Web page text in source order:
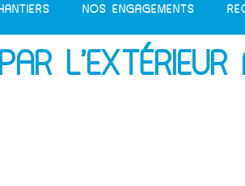
NOS ENGAGEMENTS